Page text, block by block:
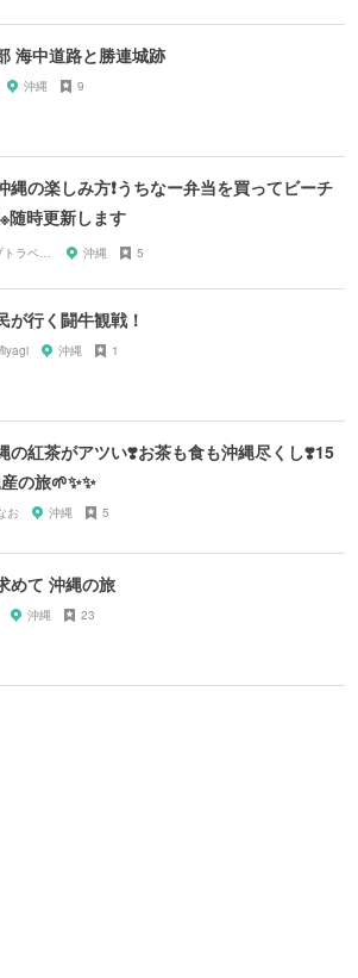
海中道路と勝連城跡
沖縄 9
縄の楽しみ方❗️うちなー弁当を買ってビーチ
随時更新します
ウェブトラベル 溝部 沖縄 5
が行く闘牛観戦！
沖縄 1
の紅茶がアツい❣️お茶も食も沖縄尽くし❣️15
の旅🌱✨✨
お 沖縄 5
めて 沖縄の旅
沖縄 23